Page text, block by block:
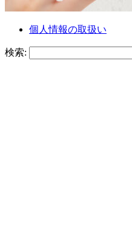
個人情報の取扱い
検索: